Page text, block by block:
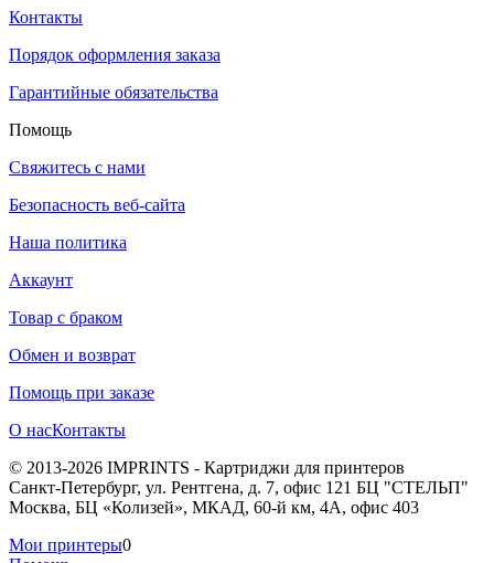
Контакты
Порядок оформления заказа
Гарантийные обязательства
Помощь
Свяжитесь с нами
Безопасность веб-сайта
Наша политика
Аккаунт
Товар с браком
Обмен и возврат
Помощь при заказе
О насКонтакты
© 2013-2026 IMPRINTS - Картриджи для принтеров
Санкт-Петербург, ул. Рентгена, д. 7, офис 121 БЦ "СТЕЛЬП"
Москва, БЦ «Колизей», МКАД, 60-й км, 4А, офис 403
Мои принтеры0